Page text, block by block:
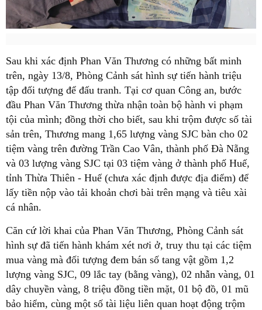
Sau khi xác định Phan Văn Thương có những bất minh
trên, ngày 13/8, Phòng Cảnh sát hình sự tiến hành triệu
tập đối tượng để đấu tranh. Tại cơ quan Công an, bước
đầu Phan Văn Thương thừa nhận toàn bộ hành vi phạm
tội của mình; đồng thời cho biết, sau khi trộm được số tài
sản trên, Thương mang 1,65 lượng vàng SJC bàn cho 02
tiệm vàng trên đường Trần Cao Vân, thành phố Đà Nẵng
và 03 lượng vàng SJC tại 03 tiệm vàng ở thành phố Huế,
tỉnh Thừa Thiên - Huế (chưa xác định được địa điểm) để
lấy tiền nộp vào tải khoản chơi bài trên mạng và tiêu xài
cá nhân.
Căn cứ lời khai của Phan Văn Thương, Phòng Cảnh sát
hình sự đã tiến hành khám xét nơi ở, truy thu tại các tiệm
mua vàng mà đối tượng đem bán số tang vật gồm 1,2
lượng vàng SJC, 09 lắc tay (bằng vàng), 02 nhẫn vàng, 01
dây chuyền vàng, 8 triệu đồng tiền mặt, 01 bộ đồ, 01 mũ
bảo hiểm, cùng một số tài liệu liên quan hoạt động trộm